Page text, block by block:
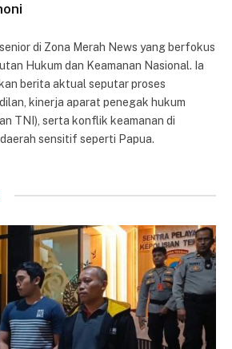
di Zona Merah News yang berfokus
Hukum dan Keamanan Nasional. Ia
berita aktual seputar proses
kinerja aparat penegak hukum
TNI), serta konflik keamanan di
sensitif seperti Papua.